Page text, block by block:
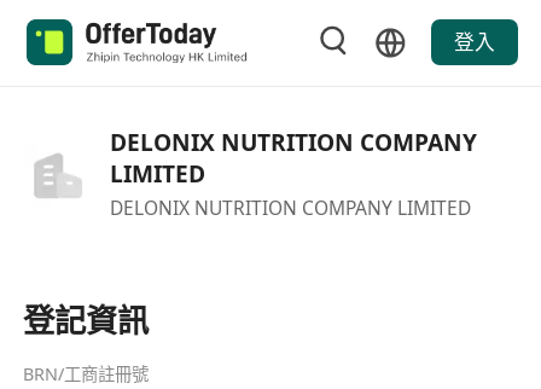
登入
DELONIX NUTRITION COMPANY
LIMITED
DELONIX NUTRITION COMPANY LIMITED
登記資訊
BRN/工商註冊號